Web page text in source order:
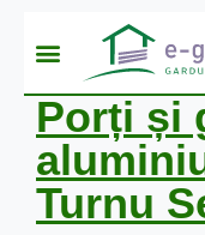
Porți și
Turnu